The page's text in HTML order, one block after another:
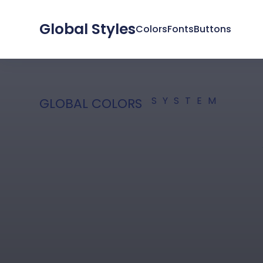
Global StylesColorsFontsButtons
GLOBAL COLORS SYSTEM